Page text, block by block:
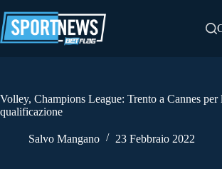
al
contenuto
Volley, Champions League: Trento a Cannes per
qualificazione
Salvo Mangano 23 Febbraio 2022